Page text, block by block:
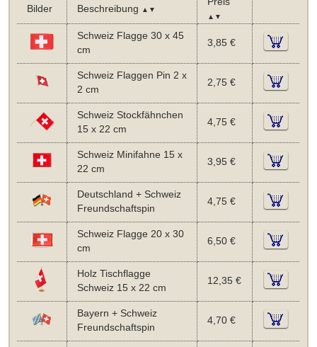
Bilder Beschreibung ▲▼
▲▼
Schweiz Flagge 30 x 45
cm
3,85 €
Schweiz Flaggen Pin 2 x
2 cm
2,75 €
Schweiz Stockfähnchen
15 x 22 cm
4,75 €
Schweiz Minifahne 15 x
22 cm
3,95 €
Deutschland + Schweiz
Freundschaftspin
4,75 €
Schweiz Flagge 20 x 30
cm
6,50 €
Holz Tischflagge
Schweiz 15 x 22 cm
12,35 €
Bayern + Schweiz
Freundschaftspin
4,70 €